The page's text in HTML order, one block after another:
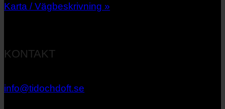
Karta / Vägbeskrivning »
KONTAKT
info@tidochdoft.se